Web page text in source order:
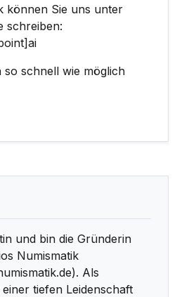
können Sie uns unter
schreiben:
schnell wie möglich
und bin die Gründerin
Numismatik
Als
tiefen Leidenschaft